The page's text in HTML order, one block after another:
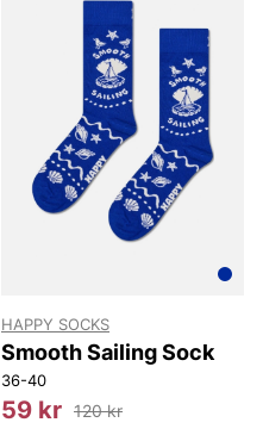
HAPPY SOCKS
Smooth Sailing Sock
36-40
59 kr 120 kr